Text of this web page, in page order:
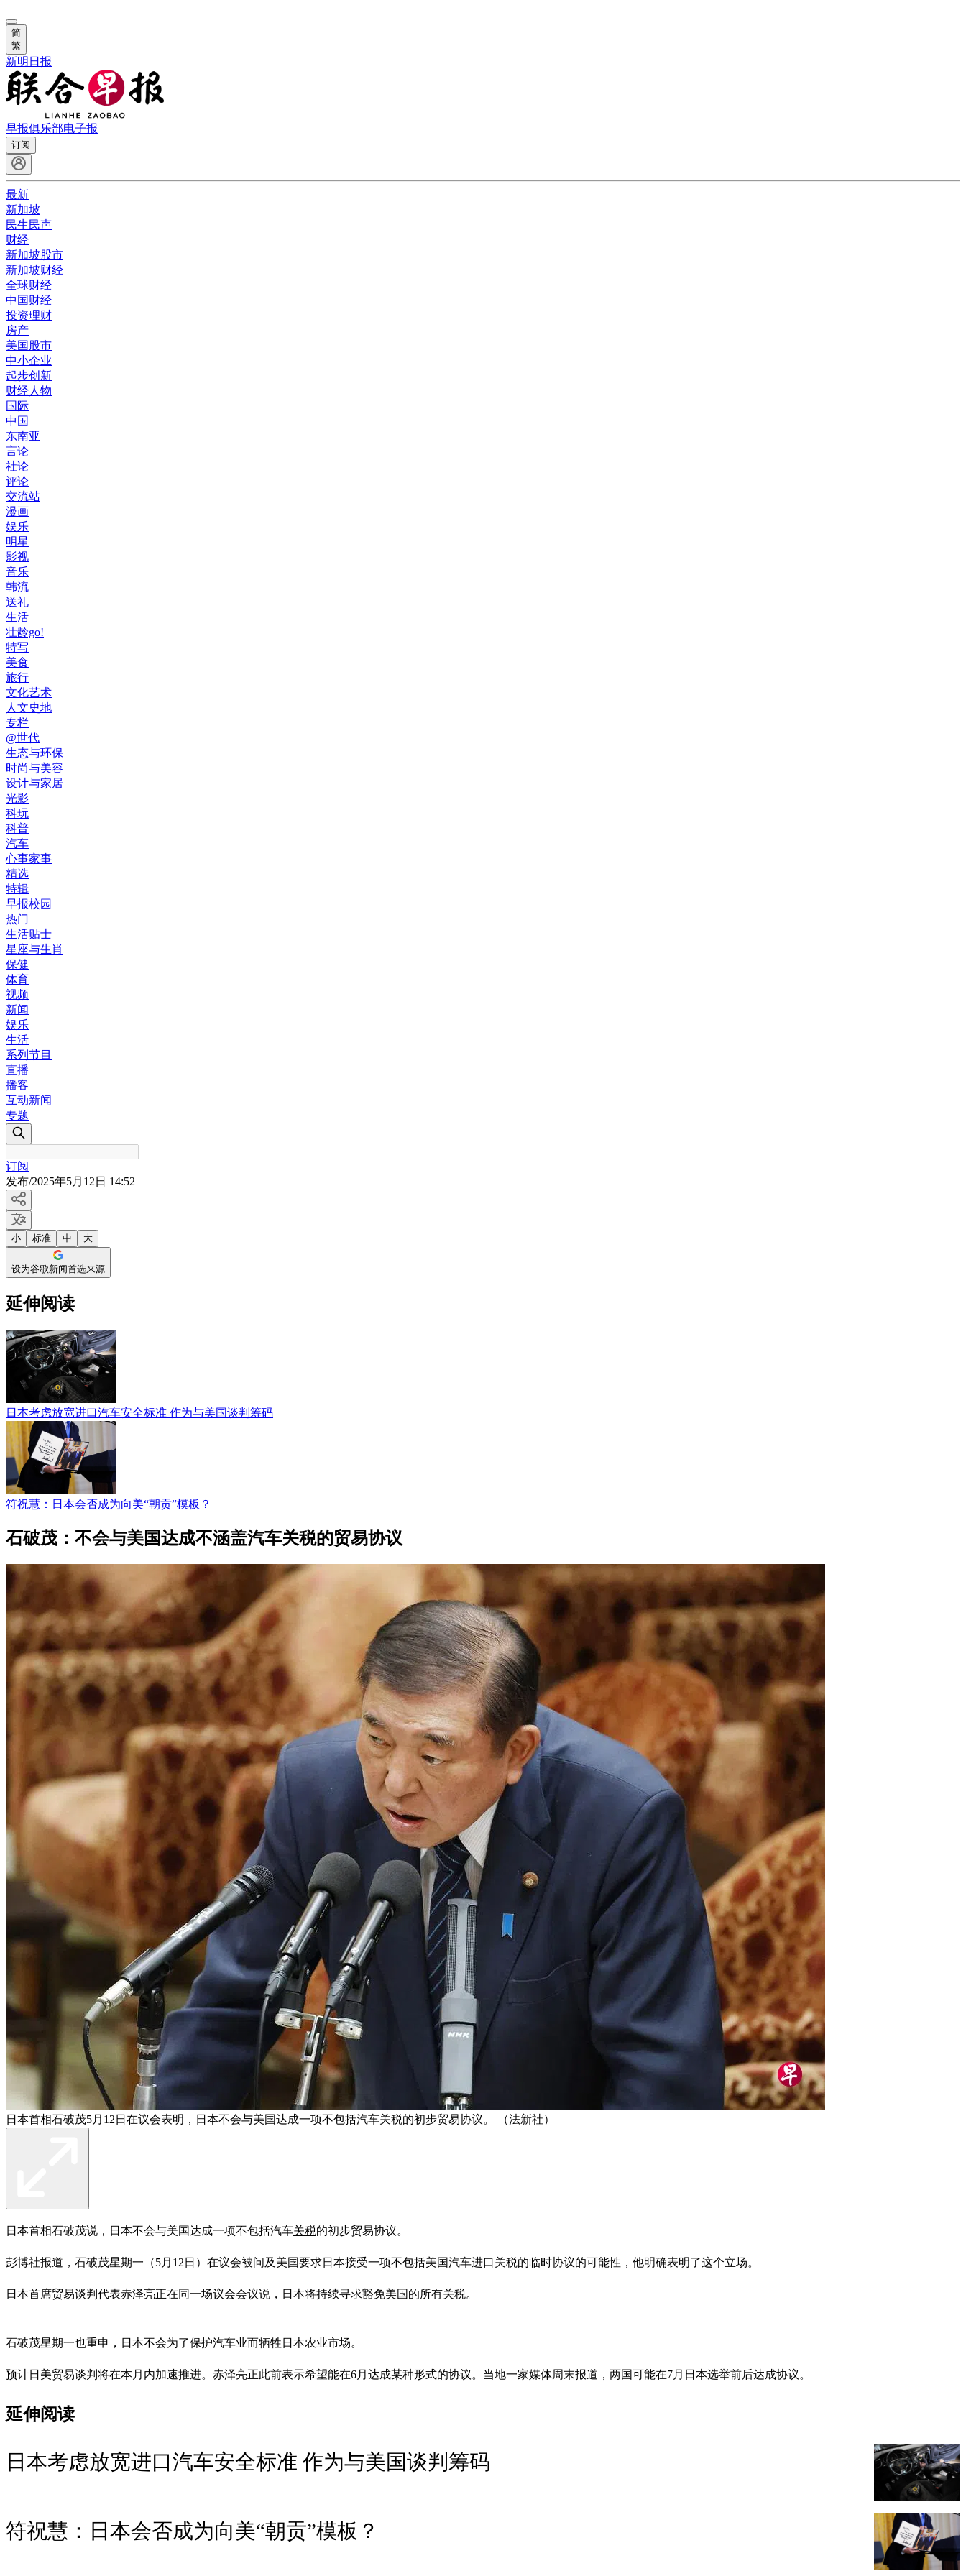
简
繁
新明日报
早报俱乐部电子报
订阅
最新
新加坡
民生民声
财经
新加坡股市
新加坡财经
全球财经
中国财经
投资理财
房产
美国股市
中小企业
起步创新
财经人物
国际
中国
东南亚
言论
社论
评论
交流站
漫画
娱乐
明星
影视
音乐
韩流
送礼
生活
壮龄go!
特写
美食
旅行
文化艺术
人文史地
专栏
@世代
生态与环保
时尚与美容
设计与家居
光影
科玩
科普
汽车
心事家事
精选
特辑
早报校园
热门
生活贴士
星座与生肖
保健
体育
视频
新闻
娱乐
生活
系列节目
直播
播客
互动新闻
专题
订阅
发布/2025年5月12日 14:52
小 标准 中 大
设为谷歌新闻首选来源
延伸阅读
日本考虑放宽进口汽车安全标准 作为与美国谈判筹码
符祝慧：日本会否成为向美“朝贡”模板？
石破茂：不会与美国达成不涵盖汽车关税的贸易协议
日本首相石破茂5月12日在议会表明，日本不会与美国达成一项不包括汽车关税的初步贸易协议。 （法新社）
日本首相石破茂说，日本不会与美国达成一项不包括汽车关税的初步贸易协议。
彭博社报道，石破茂星期一（5月12日）在议会被问及美国要求日本接受一项不包括美国汽车进口关税的临时协议的可能性，他明确表明了这个立场。
日本首席贸易谈判代表赤泽亮正在同一场议会会议说，日本将持续寻求豁免美国的所有关税。
石破茂星期一也重申，日本不会为了保护汽车业而牺牲日本农业市场。
预计日美贸易谈判将在本月内加速推进。赤泽亮正此前表示希望能在6月达成某种形式的协议。当地一家媒体周末报道，两国可能在7月日本选举前后达成协议。
延伸阅读
日本考虑放宽进口汽车安全标准 作为与美国谈判筹码
符祝慧：日本会否成为向美“朝贡”模板？